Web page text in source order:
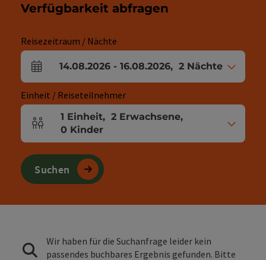
Verfügbarkeit abfragen
Reisezeitraum / Nächte
An- und Abreisefelder
14.08.2026 - 16.08.2026, 2 Nächte
Einheit / Reiseteilnehmer
Einheitenanzahl und Personenfelder
1 Einheit, 2 Erwachsene,
0 Kinder
Suchen
Wir haben für die Suchanfrage leider kein
passendes buchbares Ergebnis gefunden. Bitte